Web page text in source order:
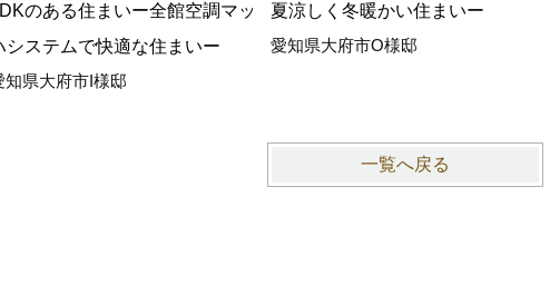
のある住まいー全館空調マッ
システムで快適な住まいー
知県大府市I様邸
夏涼しく冬暖かい住まいー
愛知県大府市O様邸
一覧へ戻る